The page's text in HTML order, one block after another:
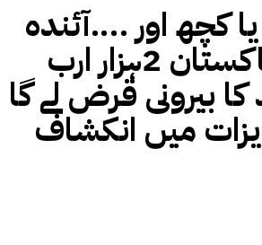
کچھ اور ….آئندہ
مالی سال پاکستان 2ہزار ارب
کا بیرونی قرض لے گا
میں انکشاف